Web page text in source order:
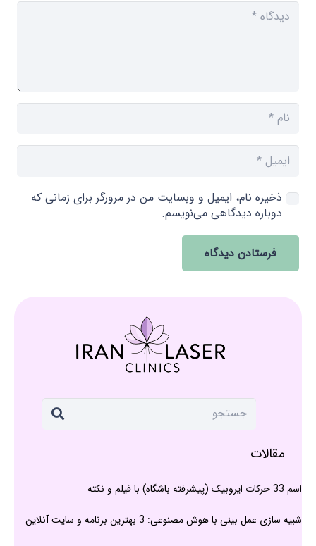
ذخیره نام، ایمیل و وبسایت من در مرورگر برای زمانی که
دوباره دیدگاهی می‌نویسم.
فرستادن دیدگاه
مقالات
اسم 33 حرکات ایروبیک (پیشرفته باشگاه) با فیلم و نکته
شبیه سازی عمل بینی با هوش مصنوعی: 3 بهترین برنامه و سایت آنلاین